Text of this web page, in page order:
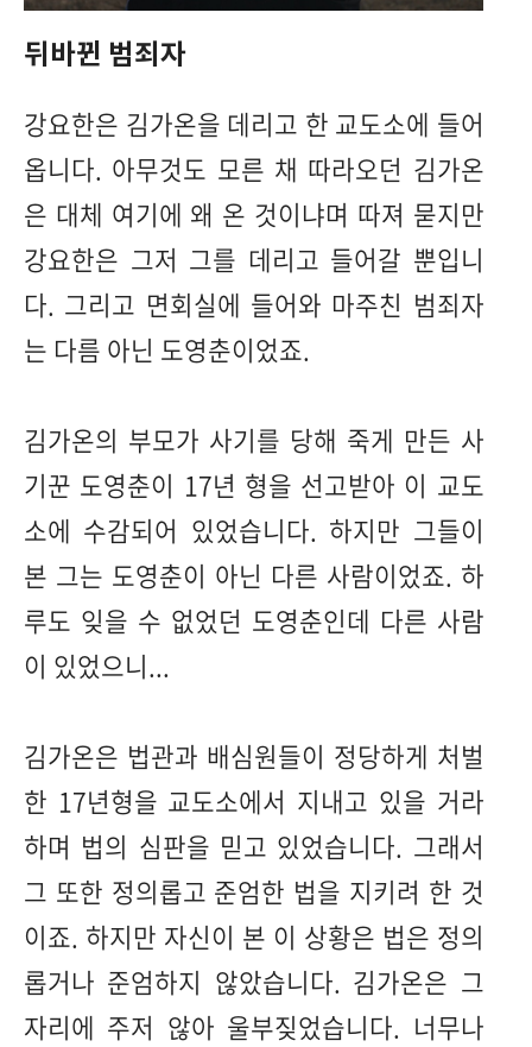
뒤바뀐 범죄자
강요한은 김가온을 데리고 한 교도소에 들어
옵니다. 아무것도 모른 채 따라오던 김가온
은 대체 여기에 왜 온 것이냐며 따져 묻지만
강요한은 그저 그를 데리고 들어갈 뿐입니
다. 그리고 면회실에 들어와 마주친 범죄자
는 다름 아닌 도영춘이었죠.
김가온의 부모가 사기를 당해 죽게 만든 사
기꾼 도영춘이 17년 형을 선고받아 이 교도
소에 수감되어 있었습니다. 하지만 그들이
본 그는 도영춘이 아닌 다른 사람이었죠. 하
루도 잊을 수 없었던 도영춘인데 다른 사람
이 있었으니...
김가온은 법관과 배심원들이 정당하게 처벌
한 17년형을 교도소에서 지내고 있을 거라
하며 법의 심판을 믿고 있었습니다. 그래서
그 또한 정의롭고 준엄한 법을 지키려 한 것
이죠. 하지만 자신이 본 이 상황은 법은 정의
롭거나 준엄하지 않았습니다. 김가온은 그
자리에 주저 않아 울부짖었습니다. 너무나